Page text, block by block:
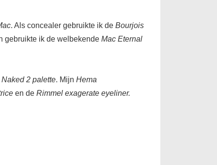
. Als concealer gebruikte ik de Bourjois
gebruikte ik de welbekende Mac Eternal
2 palette. Mijn Hema
en de Rimmel exagerate eyeliner.